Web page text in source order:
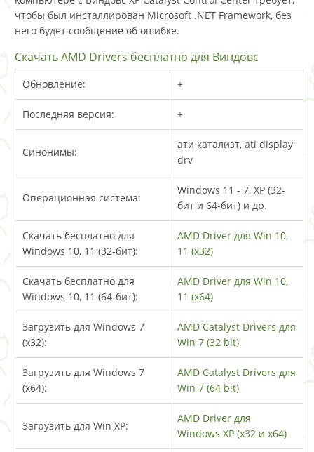
чтобы был инсталлирован Microsoft .NET Framework, без
него будет сообщение об ошибке.
Скачать AMD Drivers бесплатно для Виндовс
Обновление: +
Последняя версия: +
Синонимы:
ати катализт, ati display
drv
Операционная система:
Windows 11 - 7, XP (32-
бит и 64-бит) и др.
Скачать бесплатно для
Windows 10, 11 (32-бит):
AMD Driver для Win 10,
11 (x32)
Скачать бесплатно для
Windows 10, 11 (64-бит):
AMD Driver для Win 10,
11 (x64)
Загрузить для Windows 7
(x32):
AMD Catalyst Drivers для
Win 7 (32 bit)
Загрузить для Windows 7
(x64):
AMD Catalyst Drivers для
Win 7 (64 bit)
Загрузить для Win XP:
AMD Driver для
Windows XP (x32 и x64)